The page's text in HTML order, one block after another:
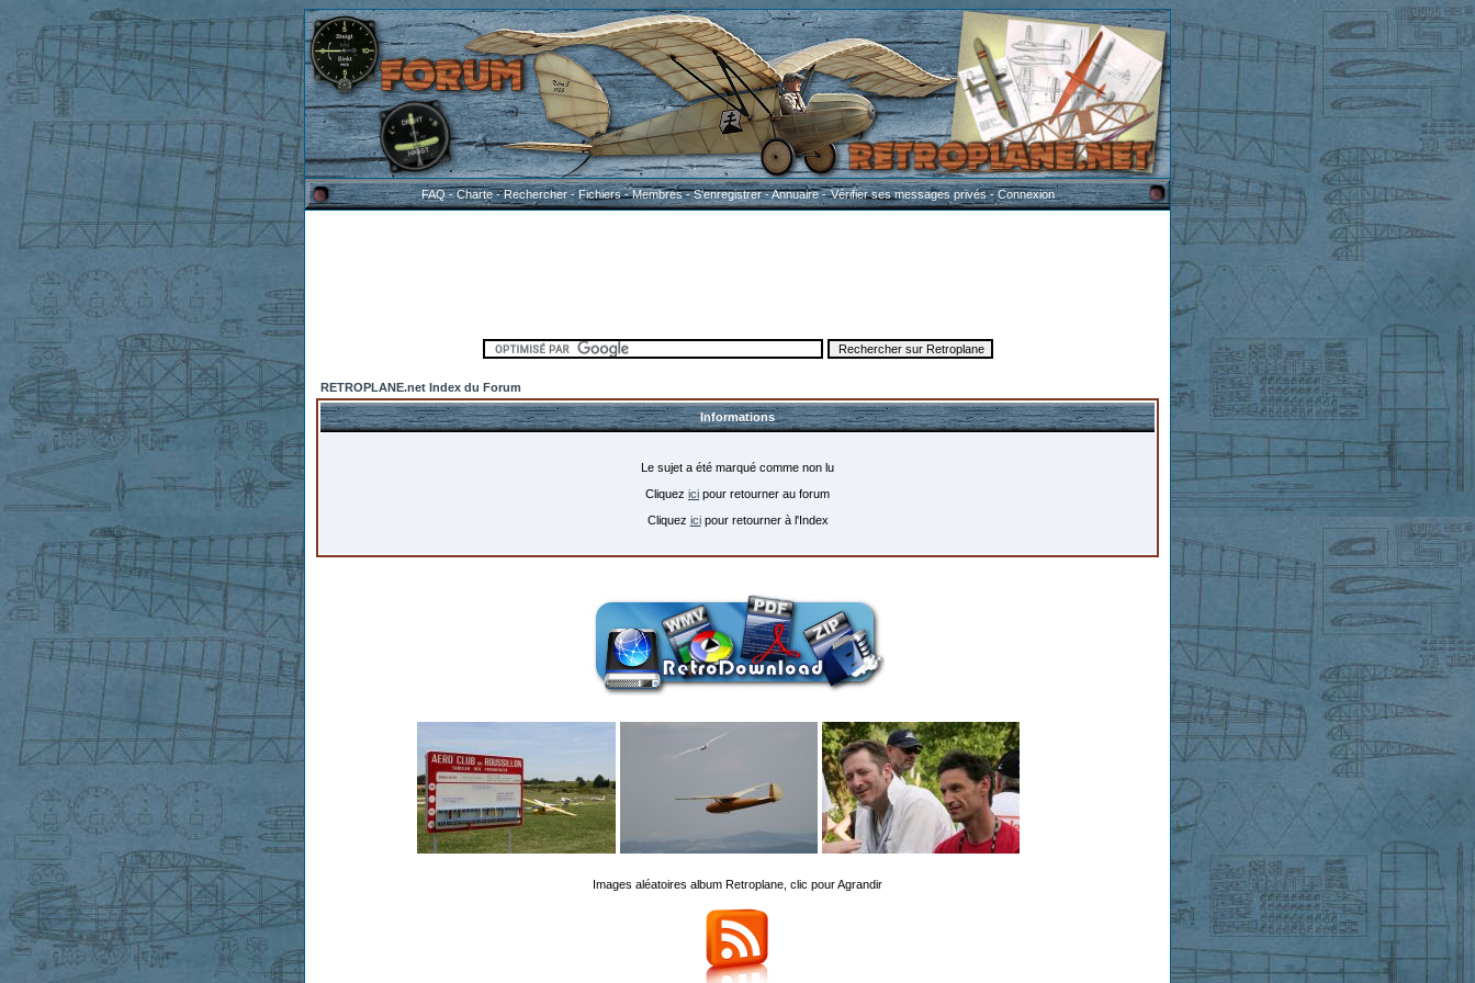
FAQ-Charte-Rechercher-Fichiers-Membres-S'enregistrer-Annuaire-Vérifier ses messages privés-Connexion
RETROPLANE.net Index du Forum
Informations
Le sujet a été marqué comme non lu
Cliquez ici pour retourner au forum
Cliquez icipour retourner à l'Index
Images aléatoires album Retroplane, clic pour Agrandir